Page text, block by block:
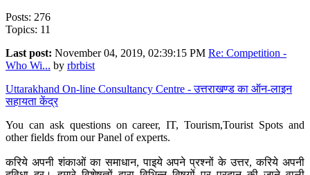
Posts: 276
Topics: 11
Last post: November 04, 2019, 02:39:15 PM Re: Competition -
Who Wi... by rbrbist
Uttarakhand On-line Consultancy Centre - उत्तराखण्ड का ऑन-लाइन
सहायता केंद्र
You can ask questions on career, IT, Tourism,Tourist Spots and
other fields from our Panel of experts.
करिये अपनी शंकाओं का समाधान, पाइये अपने प्रश्नों के उत्तर, करिये अपनी